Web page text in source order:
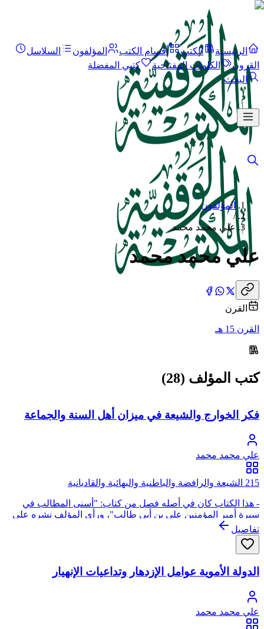
الرئيسية الكتب أقسام الكتب المؤلفون
السلاسل
القرون
الكلمات المفتاحية
كتبي المفضلة
البحث
المؤلفون
/
علي محمد محمد
علي محمد محمد
القرن
القرن 15 هـ
كتب المؤلف (28)
فكر الخوارج والشيعة في ميزان أهل السنة والجماعة
علي محمد محمد
215 الشيعة والرافضة والباطنية والبهائية والقاديانية
- هذا الكتاب كان في أصله فصل من كتاب: "أسنى المطالب في
سيرة أمير المؤمنين علي بن أبي طالب"، ورأى المؤلف نشره على
إفرادز
تفاصيل
الدولة الأموية عوامل الإزدهار وتداعيات الإنهيار
علي محمد محمد